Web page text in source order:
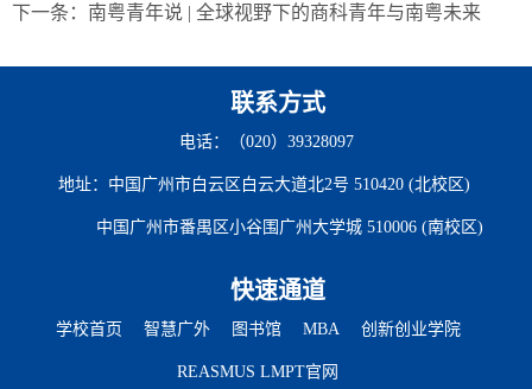
下一条： 南粤青年说 | 全球视野下的商科青年与南粤未来
联系方式
电话：（020）39328097
地址：中国广州市白云区白云大道北2号 510420 (北校区)
中国广州市番禺区小谷围广州大学城 510006 (南校区)
快速通道
学校首页 智慧广外 图书馆 MBA 创新创业学院
REASMUS LMPT官网